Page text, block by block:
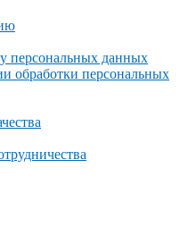
персональных данных
обработки персональных